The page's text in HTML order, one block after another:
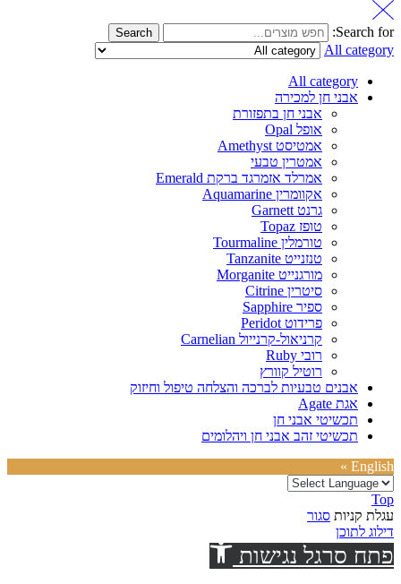
Search for:
Search
All category
All category
אבני חן למכירה
אבני חן בתפזורת
אופל Opal
אמטיסט Amethyst
אמטרין טבעי
אמרלד אזמרגד ברקת Emerald
אקוומרין Aquamarine
גרנט Garnett
טופז Topaz
טורמלין Tourmaline
טנזנייט Tanzanite
מורגנייט Morganite
סיטרין Citrine
ספיר Sapphire
פרידוט Peridot
קרניאול-קרנייול Carnelian
רובי Ruby
רוטיל קוורץ
אבנים טבעיות לברכה והצלחה טיפול וחיזוק
אגת Agate
תכשיטי אבני חן
תכשיטי זהב אבני חן ויהלומים
English »
Top
עגלת קניות סגור
דילוג לתוכן
פתח סרגל נגישות